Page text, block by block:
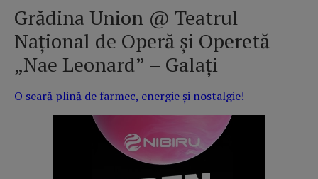
Grădina Union @ Teatrul
Național de Operă și Operetă
„Nae Leonard” – Galați
O seară plină de farmec, energie și nostalgie!